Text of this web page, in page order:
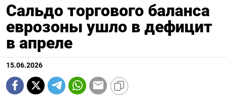
Сальдо торгового баланса
еврозоны ушло в дефицит
в апреле
15.06.2026